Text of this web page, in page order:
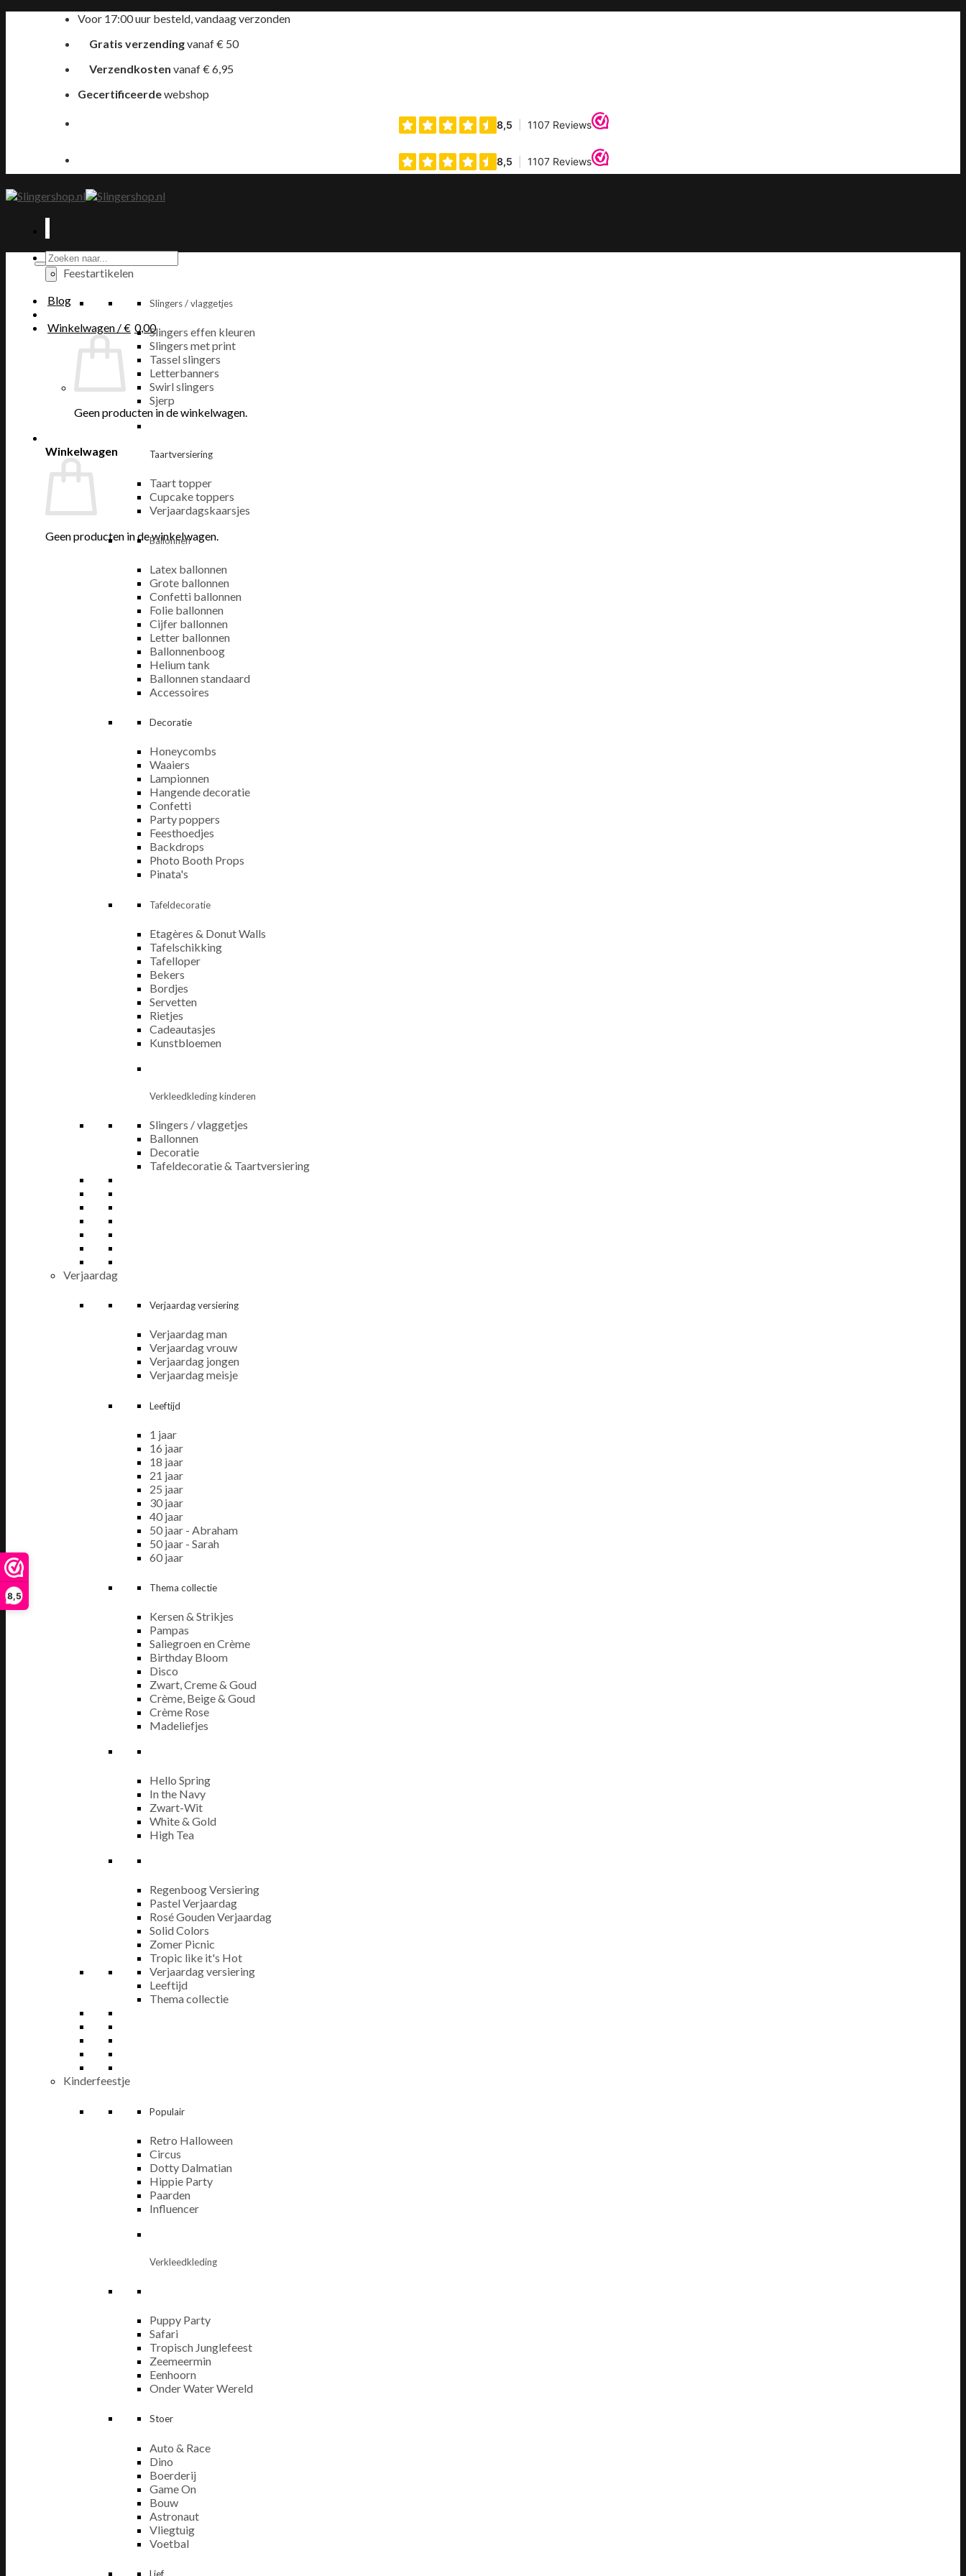
8,5
Voor 17:00 uur besteld, vandaag verzonden
Gratis verzendingvanaf € 50
Verzendkosten vanaf € 6,95
Gecertificeerdewebshop
Producten
zoeken
Blog
Winkelwagen /€ 0,00
Geen producten in de winkelwagen.
Winkelwagen
Geen producten in de winkelwagen.
Feestartikelen
Slingers / vlaggetjes
Slingers effen kleuren
Slingers met print
Tassel slingers
Letterbanners
Swirl slingers
Sjerp
Taartversiering
Taart topper
Cupcake toppers
Verjaardagskaarsjes
Ballonnen
Latex ballonnen
Grote ballonnen
Confetti ballonnen
Folie ballonnen
Cijfer ballonnen
Letter ballonnen
Ballonnenboog
Helium tank
Ballonnen standaard
Accessoires
Decoratie
Honeycombs
Waaiers
Lampionnen
Hangende decoratie
Confetti
Party poppers
Feesthoedjes
Backdrops
Photo Booth Props
Pinata's
Tafeldecoratie
Etagères & Donut Walls
Tafelschikking
Tafelloper
Bekers
Bordjes
Servetten
Rietjes
Cadeautasjes
Kunstbloemen
Verkleedkleding kinderen
Slingers / vlaggetjes
Ballonnen
Decoratie
Tafeldecoratie & Taartversiering
Verjaardag
Verjaardag versiering
Verjaardag man
Verjaardag vrouw
Verjaardag jongen
Verjaardag meisje
Leeftijd
1 jaar
16 jaar
18 jaar
21 jaar
25 jaar
30 jaar
40 jaar
50 jaar - Abraham
50 jaar - Sarah
60 jaar
Thema collectie
Kersen & Strikjes
Pampas
Saliegroen en Crème
Birthday Bloom
Disco
Zwart, Creme & Goud
Crème, Beige & Goud
Crème Rose
Madeliefjes
Hello Spring
In the Navy
Zwart-Wit
White & Gold
High Tea
Regenboog Versiering
Pastel Verjaardag
Rosé Gouden Verjaardag
Solid Colors
Zomer Picnic
Tropic like it's Hot
Verjaardag versiering
Leeftijd
Thema collectie
Kinderfeestje
Populair
Retro Halloween
Circus
Dotty Dalmatian
Hippie Party
Paarden
Influencer
Verkleedkleding
Puppy Party
Safari
Tropisch Junglefeest
Zeemeermin
Eenhoorn
Onder Water Wereld
Stoer
Auto & Race
Dino
Boerderij
Game On
Bouw
Astronaut
Vliegtuig
Voetbal